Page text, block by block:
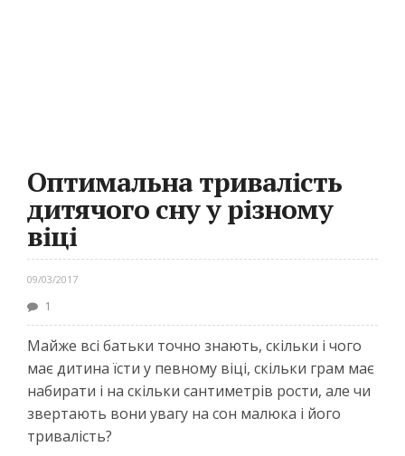
Оптимальна тривалість
дитячого сну у різному
віці
09/03/2017
1
Майже всі батьки точно знають, скільки і чого
має дитина їсти у певному віці, скільки грам має
набирати і на скільки сантиметрів рости, але чи
звертають вони увагу на сон малюка і його
тривалість?